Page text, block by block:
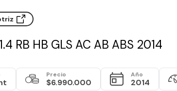
RB HB GLS AC AB ABS 2014
Precio
$6.990.000
Año
2014